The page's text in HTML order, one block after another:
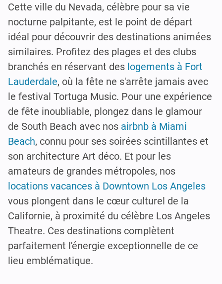
Cette ville du Nevada, célèbre pour sa vie
nocturne palpitante, est le point de départ
idéal pour découvrir des destinations animées
similaires. Profitez des plages et des clubs
branchés en réservant des logements à Fort
Lauderdale, où la fête ne s'arrête jamais avec
le festival Tortuga Music. Pour une expérience
de fête inoubliable, plongez dans le glamour
de South Beach avec nos airbnb à Miami
Beach, connu pour ses soirées scintillantes et
son architecture Art déco. Et pour les
amateurs de grandes métropoles, nos
locations vacances à Downtown Los Angeles
vous plongent dans le cœur culturel de la
Californie, à proximité du célèbre Los Angeles
Theatre. Ces destinations complètent
parfaitement l'énergie exceptionnelle de ce
lieu emblématique.